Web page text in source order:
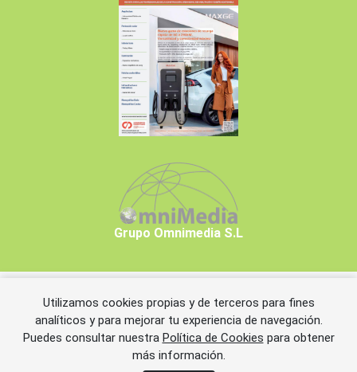
Utilizamos cookies propias y de terceros para fines
analíticos y para mejorar tu experiencia de navegación.
Puedes consultar nuestra Política de Cookies para obtener
más información.
Grupo Omnimedia S.L
Copyrights © 2026 Grupo Omnimedia S.L.
Política de privacidad Política de cookies